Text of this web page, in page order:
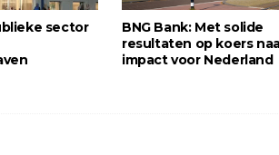
sector
BNG Bank: Met solide
resultaten op koers
impact voor Nederland